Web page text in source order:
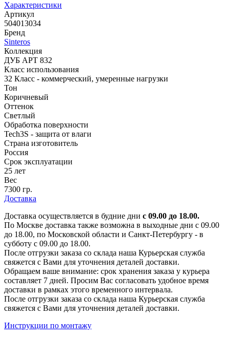
Характеристики
Артикул
504013034
Бренд
Sinteros
Коллекция
ДУБ АРТ 832
Класс использования
32 Класс - коммерческий, умеренные нагрузки
Тон
Коричневый
Оттенок
Светлый
Обработка поверхности
Tech3S - защита от влаги
Страна изготовитель
Россия
Срок эксплуатации
25 лет
Вес
7300 гр.
Доставка
Доставка осуществляется в будние дни с 09.00 до 18.00.
По Москве доставка также возможна в выходные дни с 09.00
до 18.00, по Московской области и Санкт-Петербургу - в
субботу с 09.00 до 18.00.
После отгрузки заказа со склада наша Курьерская служба
свяжется с Вами для уточнения деталей доставки.
Обращаем ваше внимание: срок хранения заказа у курьера
составляет 7 дней. Просим Вас согласовать удобное время
доставки в рамках этого временного интервала.
После отгрузки заказа со склада наша Курьерская служба
свяжется с Вами для уточнения деталей доставки.
Инструкции по монтажу